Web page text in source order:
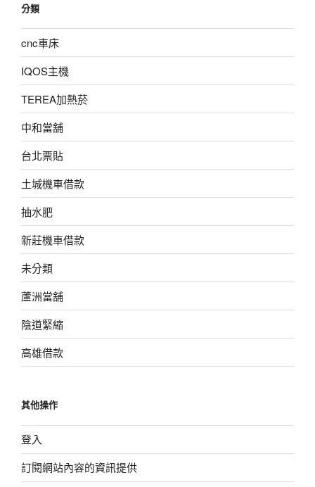
分類
cnc車床
IQOS主機
TEREA加熱菸
中和當舖
台北票貼
土城機車借款
抽水肥
新莊機車借款
未分類
蘆洲當舖
陰道緊縮
高雄借款
其他操作
登入
訂閱網站內容的資訊提供